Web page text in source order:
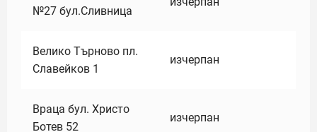
№27 бул.Сливница
Велико Търново пл.
Славейков 1
изчерпан
Враца бул. Христо
Ботев 52
изчерпан